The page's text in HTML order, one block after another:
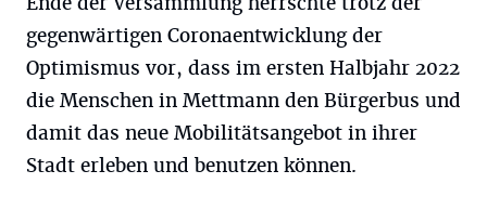
gegenwärtigen Coronaentwicklung der
Optimismus vor, dass im ersten Halbjahr 2022
die Menschen in Mettmann den Bürgerbus und
damit das neue Mobilitätsangebot in ihrer
Stadt erleben und benutzen können.